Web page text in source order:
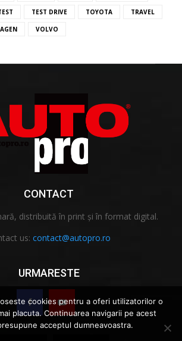
TEST DRIVE TOYOTA TRAVEL
VOLVO
CONTACT
distribuită în print și în format digital.
us: contact@autopro.ro
URMARESTE
cookies pentru a oferi utilizatorilor o
placuta. Continuarea navigarii pe acest
acceptul dumneavoastra.